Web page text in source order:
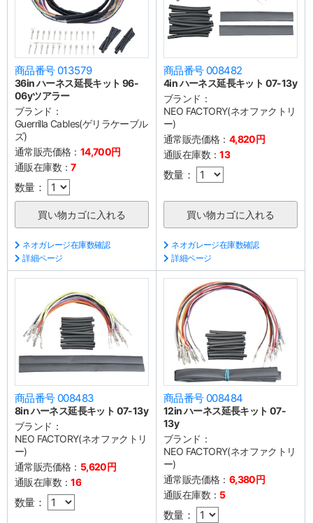
商品番号 013579
36in ハーネス延長キット 96-
06yツアラー
ブランド：
Guerrilla Cables(ゲリラケーブル
ズ)
通常販売価格： 14,700円
通販在庫数：7
数量：
ネオガレージ在庫数確認
詳細ページ
商品番号 008482
4in ハーネス延長キット 07-13y
ブランド：
NEO FACTORY(ネオファクトリ
ー)
通常販売価格： 4,820円
通販在庫数：13
数量：
ネオガレージ在庫数確認
詳細ページ
商品番号 008483
8in ハーネス延長キット 07-13y
ブランド：
NEO FACTORY(ネオファクトリ
ー)
通常販売価格： 5,620円
通販在庫数：16
数量：
商品番号 008484
12in ハーネス延長キット 07-
13y
ブランド：
NEO FACTORY(ネオファクトリ
ー)
通常販売価格： 6,380円
通販在庫数： 5
数量：